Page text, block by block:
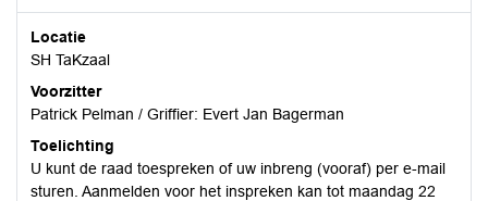
Locatie
SH TaKzaal
Voorzitter
Patrick Pelman / Griffier: Evert Jan Bagerman
Toelichting
U kunt de raad toespreken of uw inbreng (vooraf) per e-mail
sturen. Aanmelden voor het inspreken kan tot maandag 22